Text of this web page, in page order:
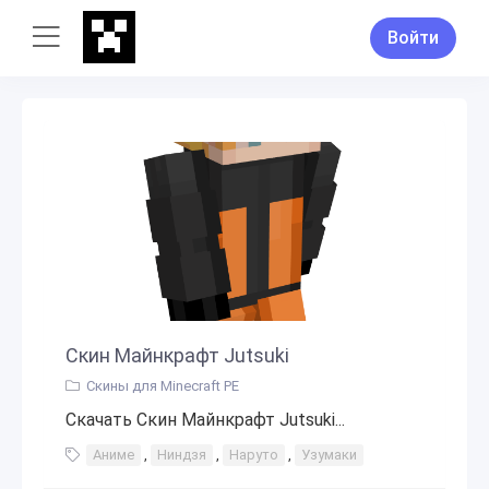
Войти
Скин Майнкрафт Jutsuki
Скины для Minecraft PE
Скачать Скин Майнкрафт Jutsuki...
Аниме , Ниндзя , Наруто , Узумаки